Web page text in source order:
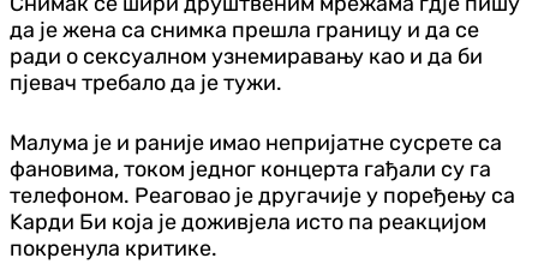
да је жена са снимка прешла границу и да се
ради о сексуалном узнемиравању као и да би
пјевач требало да је тужи.
Малума је и раније имао непријатне сусрете са
фановима, током једног концерта гађали су га
телефоном. Реаговао је другачије у поређењу са
Kарди Би која је доживјела исто па реакцијом
покренула критике.